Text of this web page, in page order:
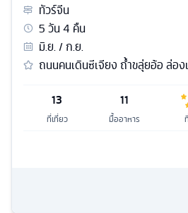
ทัวร์จีน
5วัน4 คืน
มิ.ย. / ก.ย.
ถนนคนเดินซีเจียง ถ้ำขลุ่ยอ้อ ล่อง
13
ที่เที่ยว
11
มื้ออาหาร